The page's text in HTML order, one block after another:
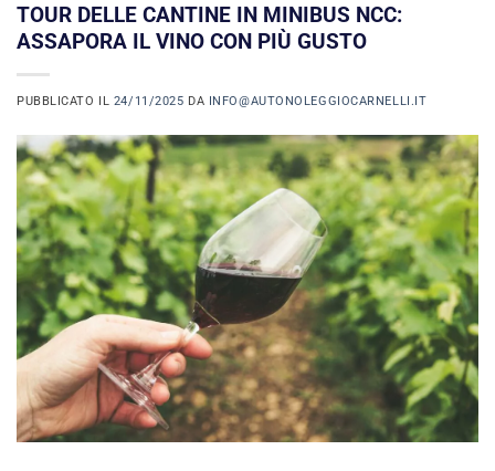
TOUR DELLE CANTINE IN MINIBUS NCC:
ASSAPORA IL VINO CON PIÙ GUSTO
PUBBLICATO IL 24/11/2025 DA INFO@AUTONOLEGGIOCARNELLI.IT